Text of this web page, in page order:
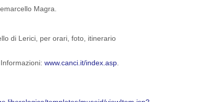
Magra.
di Lerici, per orari, foto, itinerario
www.canci.it/index.asp